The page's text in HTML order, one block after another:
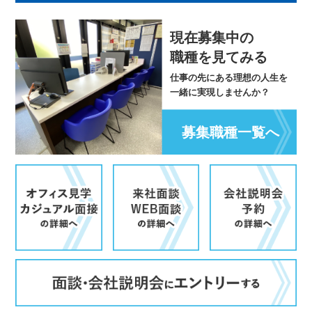
現在募集中の
職種を見てみる
仕事の先にある理想の人生を
一緒に実現しませんか？
募集職種一覧へ